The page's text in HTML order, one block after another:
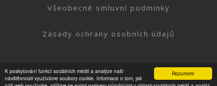
Rozumím!
K poskytování funkcí sociálních médií a analýze naší
návštěvnosti využíváme soubory cookie. Informace o tom, jak
Všeobecné smluvní podmínky
Zásady ochrany osobních údajů
Nahoru